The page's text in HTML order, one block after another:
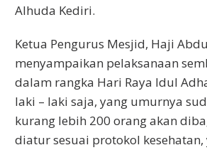
Alhuda Kediri.
Ketua Pengurus Mesjid, Haji
menyampaikan pelaksanaan
dalam rangka Hari Raya Idul
laki – laki saja, yang umurnya
kurang lebih 200 orang akan
diatur sesuai protokol